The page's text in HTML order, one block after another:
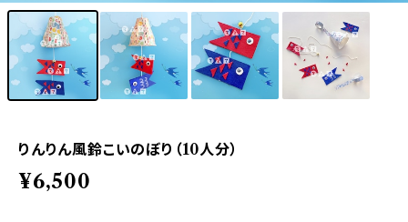
りんりん風鈴こいのぼり（10人分）
¥6,500